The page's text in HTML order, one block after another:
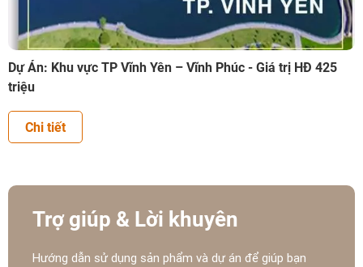
Dự Án: Khu vực TP Vĩnh Yên – Vĩnh Phúc - Giá trị HĐ 425
triệu
Chi tiết
Trợ giúp & Lời khuyên
Hướng dẫn sử dụng sản phẩm và dự án để giúp bạn